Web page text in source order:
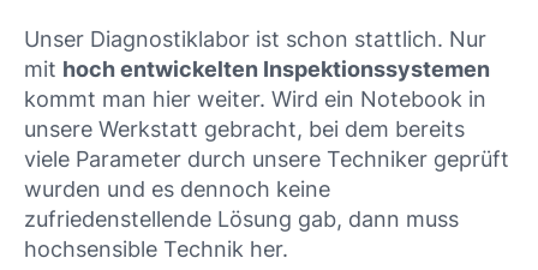
Unser Diagnostiklabor ist schon stattlich. Nur
mit hoch entwickelten Inspektionssystemen
kommt man hier weiter. Wird ein Notebook in
unsere Werkstatt gebracht, bei dem bereits
viele Parameter durch unsere Techniker geprüft
wurden und es dennoch keine
zufriedenstellende Lösung gab, dann muss
hochsensible Technik her.